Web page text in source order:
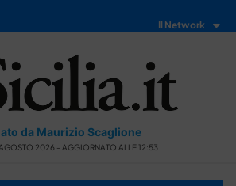
Il Network
da Maurizio Scaglione
2026 - AGGIORNATO ALLE 12:53